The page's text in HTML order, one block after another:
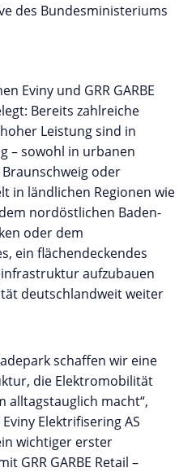
des Bundesministeriums
Eviny und GRR GARBE
Bereits zahlreiche
Leistung sind in
– sowohl in urbanen
oder
in ländlichen Regionen wie
nordöstlichen Baden-
oder dem
ein flächendeckendes
aufzubauen
deutschlandweit weiter
schaffen wir eine
die Elektromobilität
alltagstauglich macht“,
Elektrifisering AS
wichtiger erster
GRR GARBE Retail –